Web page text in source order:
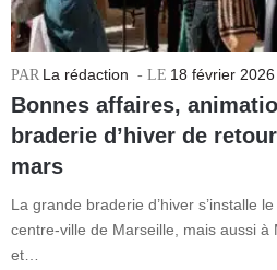
La rédaction 18 février 2026
Bonnes affaires,
braderie d’hiver de
mars
La grande braderie d’hiver s’installe
centre-ville de Marseille, mais aussi à
et…